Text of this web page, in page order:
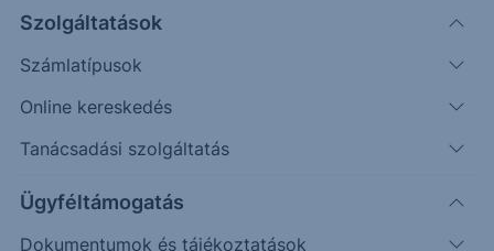
Szolgáltatások
Számlatípusok
Online kereskedés
Tanácsadási szolgáltatás
Ügyféltámogatás
Dokumentumok és tájékoztatások
Alap devizaneme
Indulás
2001.04.06.
Elszámolás
T+3
1hét 1hó 3hó